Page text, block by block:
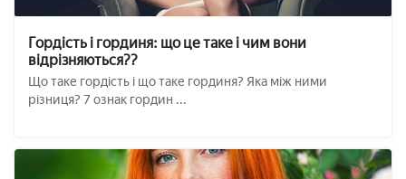
Гордість і гординя: що це таке і чим вони
відрізняються??
Що таке гордість і що таке гординя? Яка між ними
різниця? 7 ознак гордин ...